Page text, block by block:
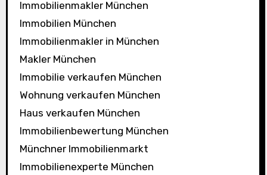
Immobilienmakler München
Immobilien München
Immobilienmakler in München
Makler München
Immobilie verkaufen München
Wohnung verkaufen München
Haus verkaufen München
Immobilienbewertung München
Münchner Immobilienmarkt
Immobilienexperte München